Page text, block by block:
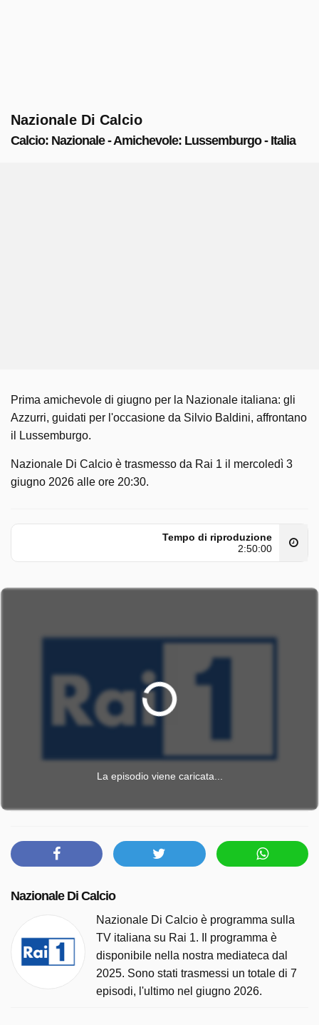
Nazionale Di Calcio
Calcio: Nazionale - Amichevole: Lussemburgo - Italia
Prima amichevole di giugno per la Nazionale italiana: gli
Azzurri, guidati per l'occasione da Silvio Baldini, affrontano
il Lussemburgo.
Nazionale Di Calcio è trasmesso da Rai 1 il mercoledì 3
giugno 2026 alle ore 20:30.
Tempo di riproduzione
2:50:00
La episodio viene caricata...
Nazionale Di Calcio
Nazionale Di Calcio è programma sulla
TV italiana su Rai 1. Il programma è
disponibile nella nostra mediateca dal
2025. Sono stati trasmessi un totale di 7
episodi, l'ultimo nel giugno 2026.